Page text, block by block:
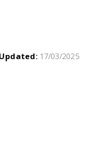
Updated: 17/03/2025